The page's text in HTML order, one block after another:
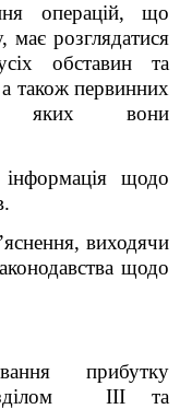
операцій, що
має розглядатися
обставин та
також первинних
яких вони
інформація щодо
виходячи
щодо
прибутку
ІІІ та